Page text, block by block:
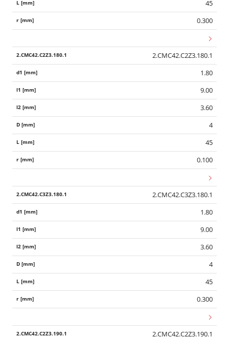
45
0.300
2.CMC42.C2Z3.180.1
1.80
9.00
3.60
4
45
0.100
2.CMC42.C3Z3.180.1
1.80
9.00
3.60
4
45
0.300
2.CMC42.C2Z3.190.1